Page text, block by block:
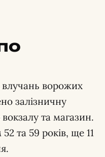
влучань ворожих
залізничну
та магазин.
та 59 років, ще 11